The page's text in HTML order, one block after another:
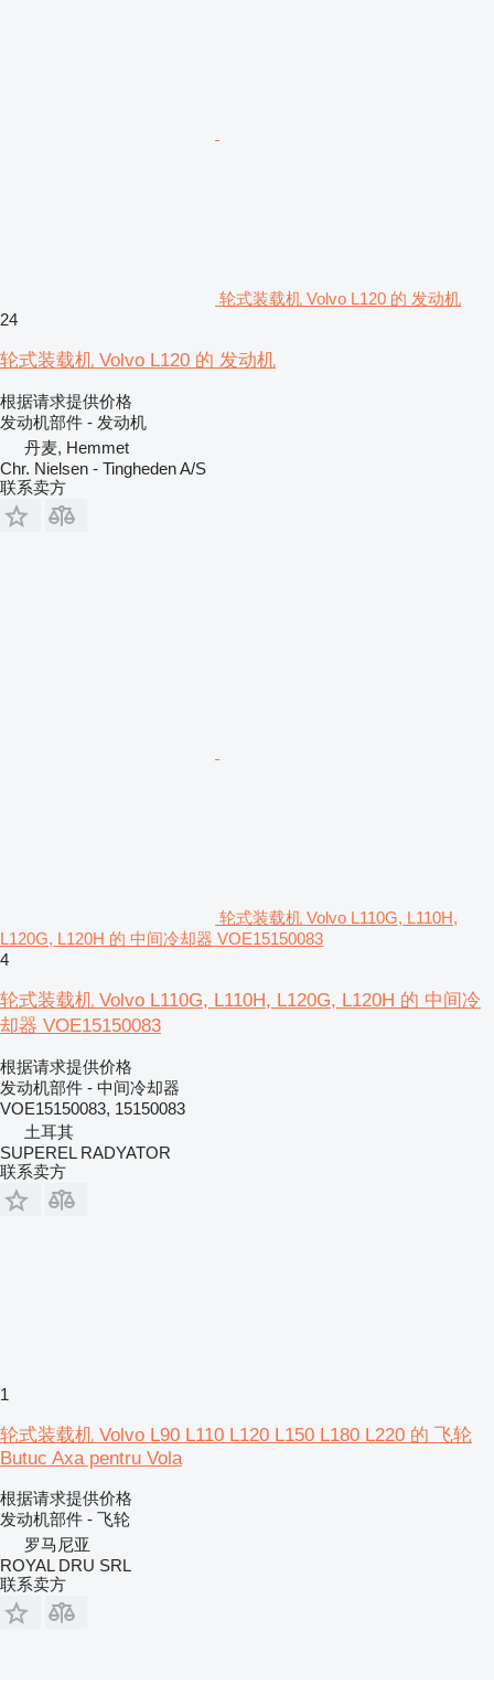
轮式装载机 Volvo L120 的 发动机
24
轮式装载机 Volvo L120 的 发动机
根据请求提供价格
发动机部件 - 发动机
丹麦, Hemmet
Chr. Nielsen - Tingheden A/S
联系卖方
轮式装载机 Volvo L110G, L110H,
L120G, L120H 的 中间冷却器 VOE15150083
4
轮式装载机 Volvo L110G, L110H, L120G, L120H 的 中间冷
却器 VOE15150083
根据请求提供价格
发动机部件 - 中间冷却器
VOE15150083, 15150083
土耳其
SUPEREL RADYATOR
联系卖方
1
轮式装载机 Volvo L90 L110 L120 L150 L180 L220 的 飞轮
Butuc Axa pentru Vola
根据请求提供价格
发动机部件 - 飞轮
罗马尼亚
ROYAL DRU SRL
联系卖方